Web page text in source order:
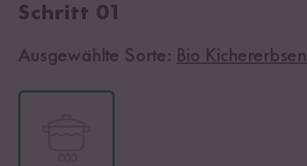
Schritt 01
Ausgewählte Sorte: Bio Kichererbsen